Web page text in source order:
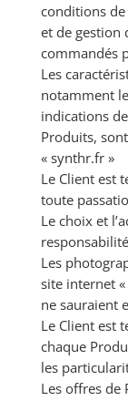
conditions
et de gestion
commandés
Les
notamment
indications
Produits,
« synthr.fr »
Le Client est
toute
Le choix et
Les
site internet
ne sauraient
Le Client est
chaque
les
Les offres de